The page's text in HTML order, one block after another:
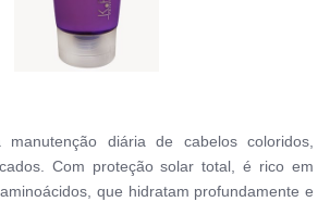
manutenção diária de cabelos coloridos,
Com proteção solar total, é rico em
que hidratam profundamente e